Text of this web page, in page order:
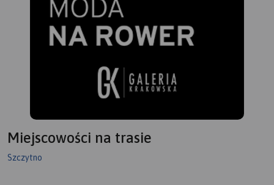
Miejscowości na trasie
Szczytno